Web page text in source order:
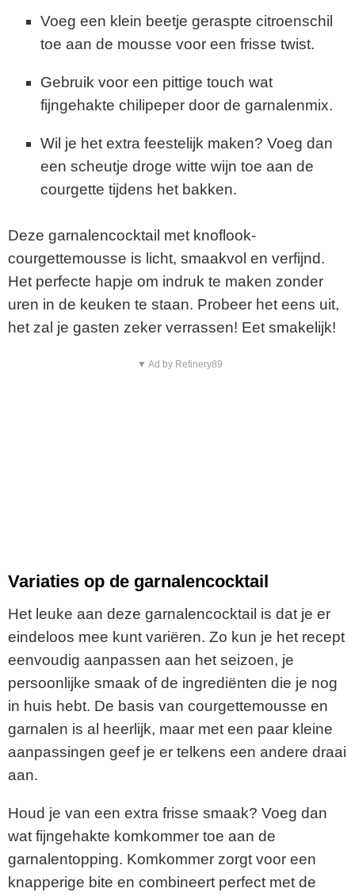
Voeg een klein beetje geraspte citroenschil
toe aan de mousse voor een frisse twist.
Gebruik voor een pittige touch wat
fijngehakte chilipeper door de garnalenmix.
Wil je het extra feestelijk maken? Voeg dan
een scheutje droge witte wijn toe aan de
courgette tijdens het bakken.
Deze garnalencocktail met knoflook-
courgettemousse is licht, smaakvol en verfijnd.
Het perfecte hapje om indruk te maken zonder
uren in de keuken te staan. Probeer het eens uit,
het zal je gasten zeker verrassen! Eet smakelijk!
▼ Ad by Refinery89
Variaties op de garnalencocktail
Het leuke aan deze garnalencocktail is dat je er
eindeloos mee kunt variëren. Zo kun je het recept
eenvoudig aanpassen aan het seizoen, je
persoonlijke smaak of de ingrediënten die je nog
in huis hebt. De basis van courgettemousse en
garnalen is al heerlijk, maar met een paar kleine
aanpassingen geef je er telkens een andere draai
aan.
Houd je van een extra frisse smaak? Voeg dan
wat fijngehakte komkommer toe aan de
garnalentopping. Komkommer zorgt voor een
knapperige bite en combineert perfect met de